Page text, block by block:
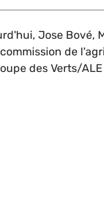
Jose Bové,
de
des Verts/